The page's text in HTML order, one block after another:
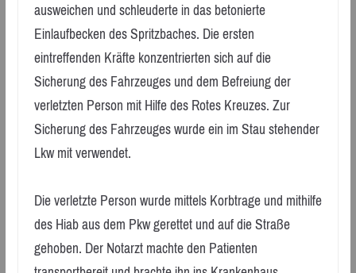
ausweichen und schleuderte in das betonierte
Einlaufbecken des Spritzbaches. Die ersten
eintreffenden Kräfte konzentrierten sich auf die
Sicherung des Fahrzeuges und dem Befreiung der
verletzten Person mit Hilfe des Rotes Kreuzes. Zur
Sicherung des Fahrzeuges wurde ein im Stau stehender
Lkw mit verwendet.
Die verletzte Person wurde mittels Korbtrage und mithilfe
des Hiab aus dem Pkw gerettet und auf die Straße
gehoben. Der Notarzt machte den Patienten